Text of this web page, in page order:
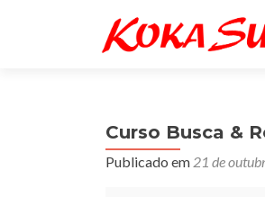
Curso Busca &
Publicado em 21 de